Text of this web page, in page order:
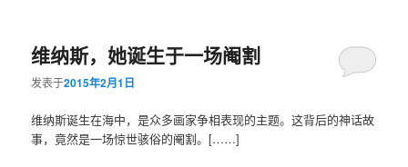
容
域
容
域
维纳斯，她诞生于一场阉割
发表于2015年2月1日
维纳斯诞生在海中，是众多画家争相表现的主题。这背后的神话故
事，竟然是一场惊世骇俗的阉割。[……]